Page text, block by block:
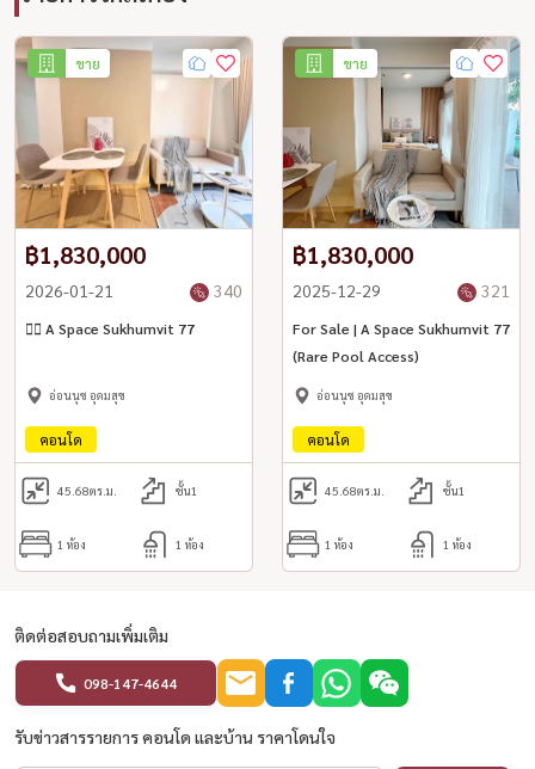
ขาย
฿1,830,000
2026-01-21 340
🏊‍♀️ A Space Sukhumvit 77
อ่อนนุช อุดมสุข
คอนโด
45.68ตร.ม. ชั้น1
1 ห้อง 1 ห้อง
ขาย
฿1,830,000
2025-12-29 321
For Sale | A Space Sukhumvit 77
(Rare Pool Access)
อ่อนนุช อุดมสุข
คอนโด
45.68ตร.ม. ชั้น1
1 ห้อง 1 ห้อง
ติดต่อสอบถามเพิ่มเติม
098-147-4644
รับข่าวสารรายการ คอนโด และบ้าน ราคาโดนใจ